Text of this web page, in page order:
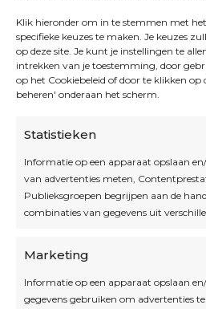
Klik hieronder om in te stemmen met
specifieke keuzes te maken. Je keuzes
op deze site. Je kunt je instellingen te
intrekken van je toestemming, door
op het Cookiebeleid of door te klikken
beheren' onderaan het scherm.
Statistieken
Informatie op een apparaat opslaan
van advertenties meten,
Publieksgroepen begrijpen aan de
combinaties van gegevens uit
Marketing
Informatie op een apparaat opslaan
gegevens gebruiken om advertenties te
Openingsuren
Blijf op de hoogte